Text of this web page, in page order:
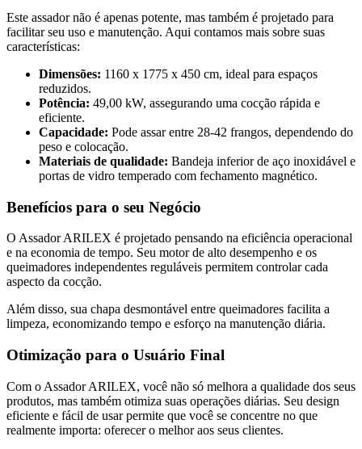
Este assador não é apenas potente, mas também é projetado para
facilitar seu uso e manutenção. Aqui contamos mais sobre suas
características:
Dimensões: 1160 x 1775 x 450 cm, ideal para espaços
reduzidos.
Potência: 49,00 kW, assegurando uma cocção rápida e
eficiente.
Capacidade: Pode assar entre 28-42 frangos, dependendo do
peso e colocação.
Materiais de qualidade: Bandeja inferior de aço inoxidável e
portas de vidro temperado com fechamento magnético.
Benefícios para o seu Negócio
O Assador ARILEX é projetado pensando na eficiência operacional
e na economia de tempo. Seu motor de alto desempenho e os
queimadores independentes reguláveis permitem controlar cada
aspecto da cocção.
Além disso, sua chapa desmontável entre queimadores facilita a
limpeza, economizando tempo e esforço na manutenção diária.
Otimização para o Usuário Final
Com o Assador ARILEX, você não só melhora a qualidade dos seus
produtos, mas também otimiza suas operações diárias. Seu design
eficiente e fácil de usar permite que você se concentre no que
realmente importa: oferecer o melhor aos seus clientes.